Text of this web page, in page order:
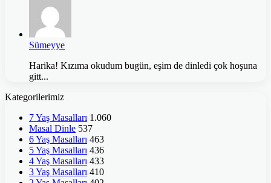
Sümeyye
Harika! Kızıma okudum bugün, eşim de dinledi çok hoşuna
gitt...
Kategorilerimiz
7 Yaş Masalları 1.060
Masal Dinle 537
6 Yaş Masalları 463
5 Yaş Masalları 436
4 Yaş Masalları 433
3 Yaş Masalları 410